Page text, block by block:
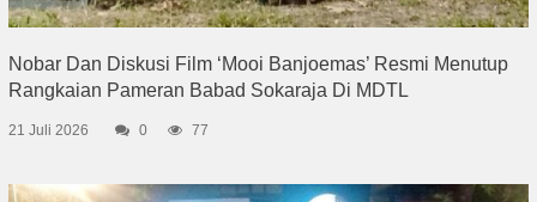
Nobar Dan Diskusi Film ‘Mooi Banjoemas’ Resmi Menutup
Rangkaian Pameran Babad Sokaraja Di MDTL
21 Juli 2026 0 77